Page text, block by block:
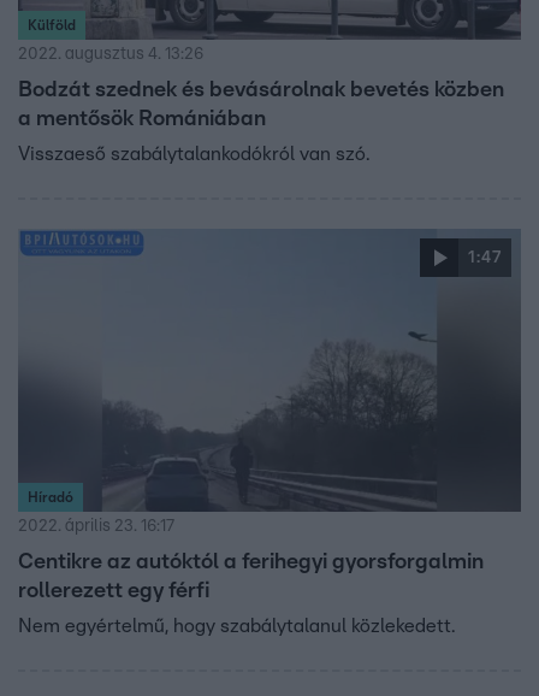
Külföld
2022. augusztus 4. 13:26
Bodzát szednek és bevásárolnak bevetés közben
a mentősök Romániában
Visszaeső szabálytalankodókról van szó.
1:47
Híradó
2022. április 23. 16:17
Centikre az autóktól a ferihegyi gyorsforgalmin
rollerezett egy férfi
Nem egyértelmű, hogy szabálytalanul közlekedett.